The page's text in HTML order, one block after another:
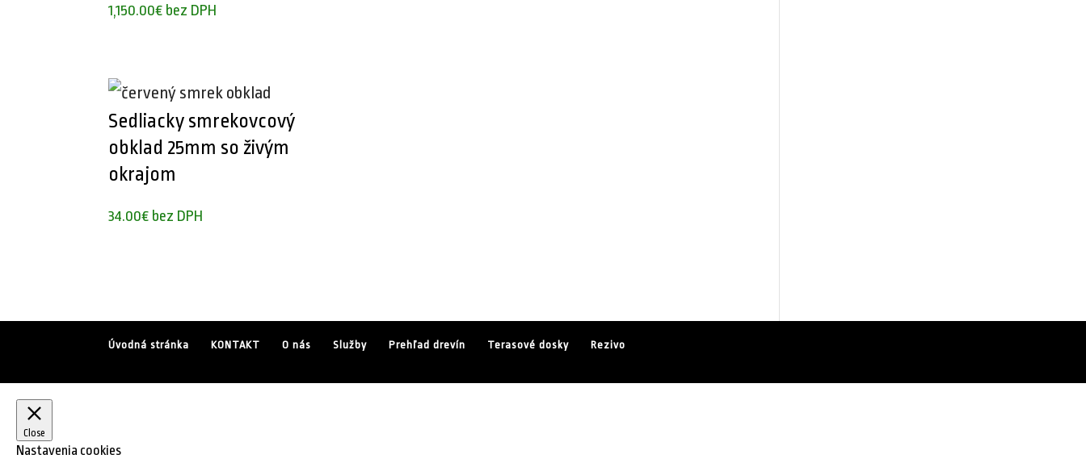
1,150.00€ bez DPH
Sedliacky smrekovcový
obklad 25mm so živým
okrajom
34.00€ bez DPH
Úvodná stránka KONTAKT O nás Služby Prehľad drevín Terasové dosky Rezivo
Close
Nastavenia cookies